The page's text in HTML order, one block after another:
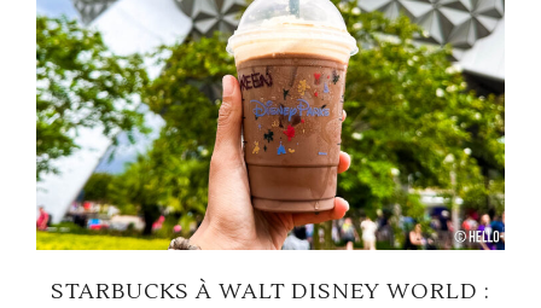
STARBUCKS À WALT DISNEY WORLD :